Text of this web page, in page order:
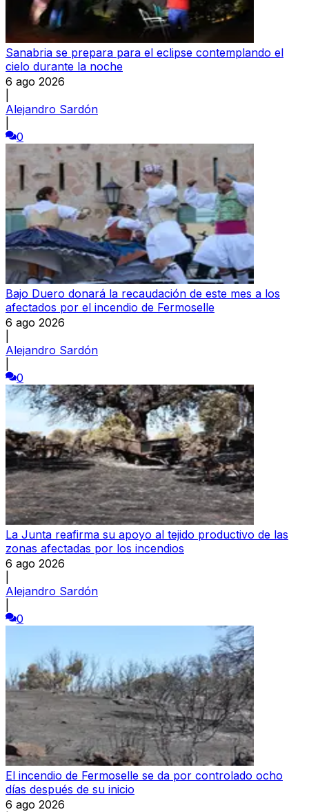
Sanabria se prepara para el eclipse contemplando el
cielo durante la noche
6 ago 2026
Alejandro Sardón
0
Bajo Duero donará la recaudación de este mes a los
afectados por el incendio de Fermoselle
6 ago 2026
Alejandro Sardón
0
La Junta reafirma su apoyo al tejido productivo de las
zonas afectadas por los incendios
6 ago 2026
Alejandro Sardón
0
El incendio de Fermoselle se da por controlado ocho
días después de su inicio
6 ago 2026